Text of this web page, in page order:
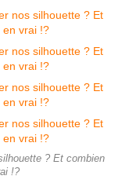
? Et combien
!?